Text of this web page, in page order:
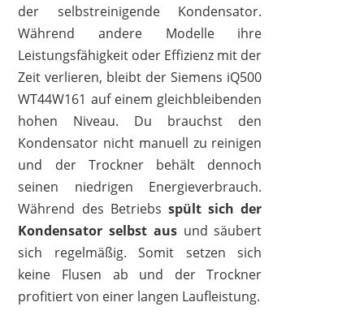
der selbstreinigende Kondensator.
Während andere Modelle ihre
Leistungsfähigkeit oder Effizienz mit der
Zeit verlieren, bleibt der Siemens iQ500
WT44W161 auf einem gleichbleibenden
hohen Niveau. Du brauchst den
Kondensator nicht manuell zu reinigen
und der Trockner behält dennoch
seinen niedrigen Energieverbrauch.
Während des Betriebsspült sich der
Kondensator selbst ausund säubert
sich regelmäßig. Somit setzen sich
keine Flusen ab und der Trockner
profitiert von einer langen Laufleistung.